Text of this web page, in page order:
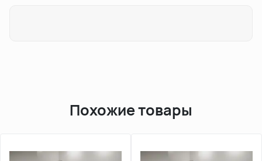
Похожие товары